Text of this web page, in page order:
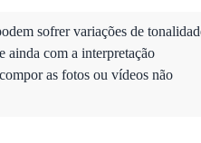
sofrer variações de
ainda com a interpretação
as fotos ou vídeos não